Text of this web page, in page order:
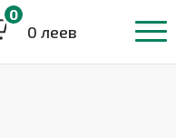
0
0 леев